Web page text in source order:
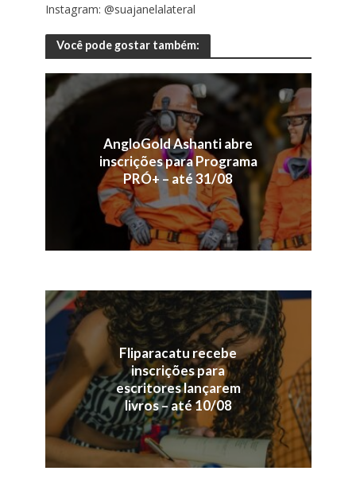
Instagram: @suajanelalateral
Você pode gostar também:
AngloGold Ashanti abre
inscrições para Programa
PRÓ+ – até 31/08
Fliparacatu recebe
inscrições para
escritores lançarem
livros – até 10/08